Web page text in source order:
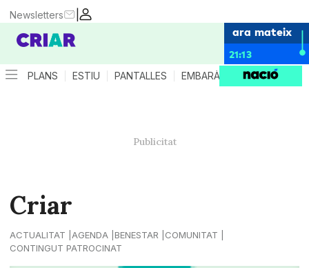
|
Newsletters
ara mateix
21:13
PLANS ESTIU PANTALLES EMBARÀS CRIANÇA
Criar
ACTUALITAT AGENDA BENESTAR
COMUNITAT
CONTINGUT PATROCINAT